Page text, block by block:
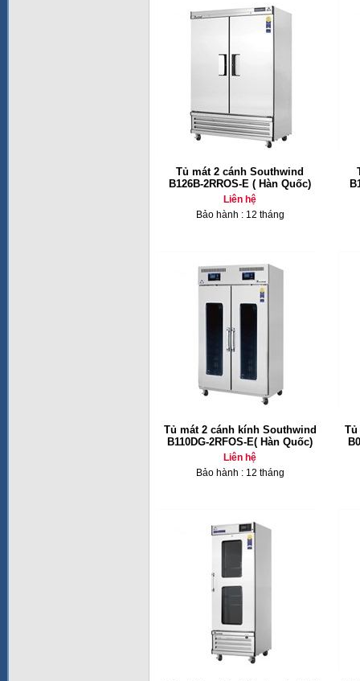
Tủ mát 2 cánh Southwind
B126B-2RROS-E ( Hàn Quốc)
Liên hệ
Bảo hành : 12 tháng
Tủ mát 2 cánh kính Southwind
B110DG-2RFOS-E( Hàn Quốc)
Liên hệ
Bảo hành : 12 tháng
Tủ